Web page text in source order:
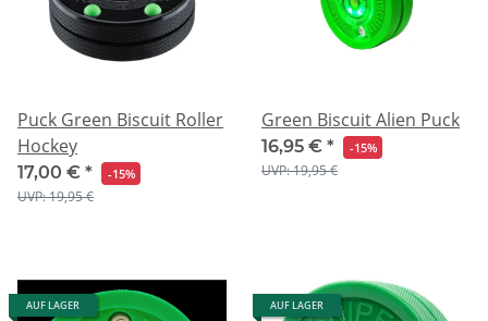
Puck Green Biscuit Roller
Hockey
17,00 € * -15%
UVP: 19,95 €
Green Biscuit Alien Puck
16,95 € * -15%
UVP: 19,95 €
AUF LAGER AUF LAGER